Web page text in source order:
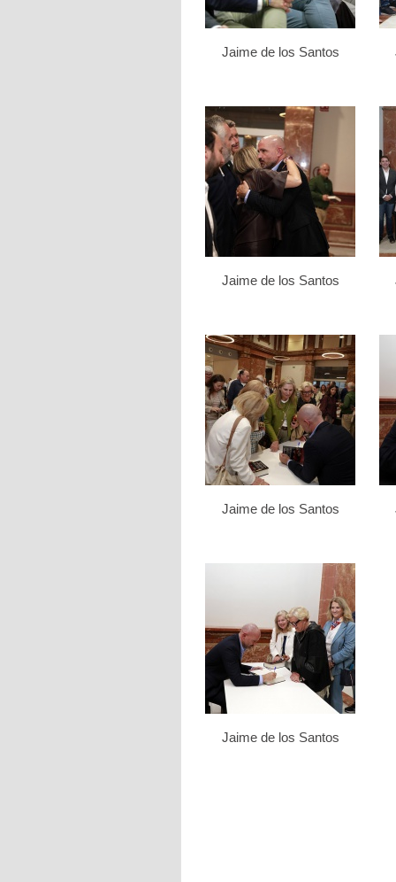
Jaime de los Santos
Jaime de los Santos
Jaime de los Santos
Jaime de los Santos